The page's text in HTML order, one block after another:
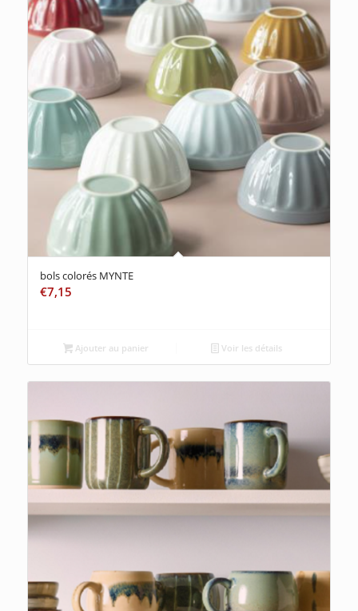
bols colorés MYNTE
€7,15
Ajouter au panier Voir les détails